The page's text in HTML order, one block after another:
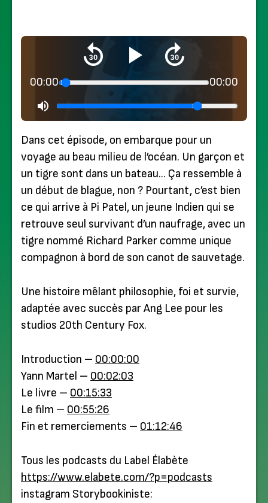
00:00 00:00
Dans cet épisode, on embarque pour un
voyage au beau milieu de l’océan. Un garçon et
un tigre sont dans un bateau… Ça ressemble à
un début de blague, non ? Pourtant, c’est bien
ce qui arrive à Pi Patel, un jeune Indien qui se
retrouve seul survivant d’un naufrage, avec un
tigre nommé Richard Parker comme unique
compagnon à bord de son canot de sauvetage.
Une histoire mêlant philosophie, foi et survie,
adaptée avec succès par Ang Lee pour les
studios 20th Century Fox.
Introduction – 00:00:00
Yann Martel – 00:02:03
Le livre – 00:15:33
Le film – 00:55:26
Fin et remerciements – 01:12:46
Tous les podcasts du Label Élabète
https://www.elabete.com/?p=podcasts
instagram Storybookiniste: